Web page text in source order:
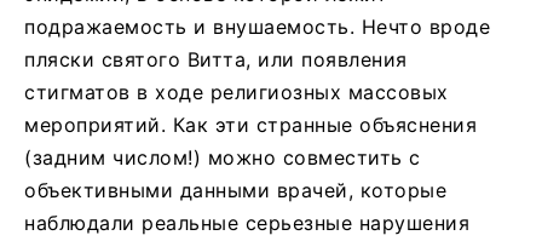
подражаемость и внушаемость. Нечто вроде
пляски святого Витта, или появления
стигматов в ходе религиозных массовых
мероприятий. Как эти странные объяснения
(задним числом!) можно совместить с
объективными данными врачей, которые
наблюдали реальные серьезные нарушения